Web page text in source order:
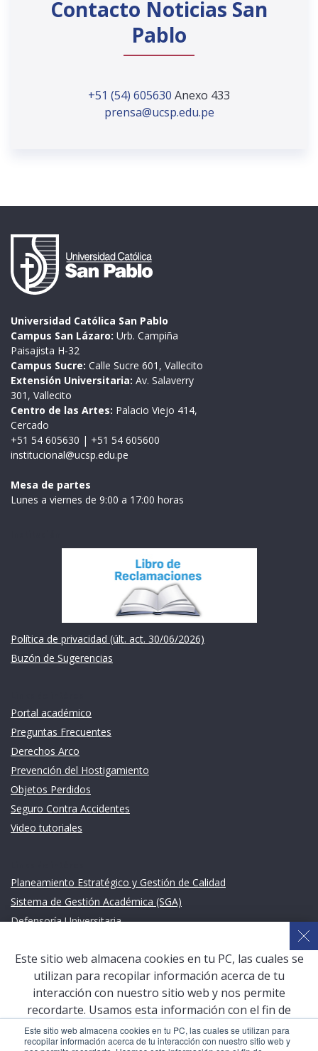
Este sitio web almacena cookies en tu PC, las cuales se utilizan para
recopilar información acerca de tu interacción con nuestro sitio web y
Contacto Noticias San
Pablo
+51 (54) 605630 Anexo 433
prensa@ucsp.edu.pe
Universidad Católica San Pablo
Campus San Lázaro: Urb. Campiña
Paisajista H-32
Campus Sucre: Calle Sucre 601, Vallecito
Extensión Universitaria: Av. Salaverry
301, Vallecito
Centro de las Artes: Palacio Viejo 414,
Cercado
+51 54 605630 | +51 54 605600
institucional@ucsp.edu.pe
Mesa de partes
Lunes a viernes de 9:00 a 17:00 horas
Política de privacidad (últ. act. 30/06/2026)
Buzón de Sugerencias
Portal académico
Preguntas Frecuentes
Derechos Arco
Prevención del Hostigamiento
Objetos Perdidos
Seguro Contra Accidentes
Video tutoriales
Planeamiento Estratégico y Gestión de Calidad
Sistema de Gestión Académica (SGA)
Defensoría Universitaria
San Pablo Mail
Aula Virtual Pregrado
Aula Virtual Postgrado
Este sitio web almacena cookies en tu PC, las cuales se
utilizan para recopilar información acerca de tu
interacción con nuestro sitio web y nos permite
recordarte. Usamos esta información con el fin de
mejorar y personalizar tu experiencia de navegación y
para generar analíticas y métricas acerca de nuestros